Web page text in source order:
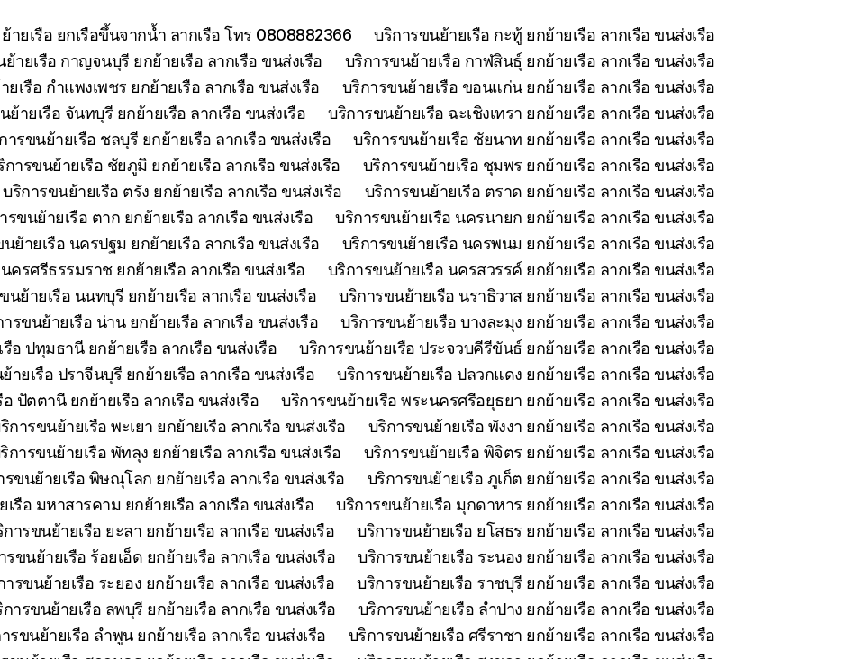
ายเรือ ยกเรือขึ้นจากน้ำ ลากเรือ โทร 0808882366
บริการขนย้ายเรือ กะทู้ ยกย้ายเรือ ลากเรือ ขนส่งเรือ
ายเรือ กาญจนบุรี ยกย้ายเรือ ลากเรือ ขนส่งเรือ
บริการขนย้ายเรือ กาฬสินธุ์ ยกย้ายเรือ ลากเรือ ขนส่งเรือ
เรือ กำแพงเพชร ยกย้ายเรือ ลากเรือ ขนส่งเรือ
บริการขนย้ายเรือ ขอนแก่น ยกย้ายเรือ ลากเรือ ขนส่งเรือ
ย้ายเรือ จันทบุรี ยกย้ายเรือ ลากเรือ ขนส่งเรือ
บริการขนย้ายเรือ ฉะเชิงเทรา ยกย้ายเรือ ลากเรือ ขนส่งเรือ
ารขนย้ายเรือ ชลบุรี ยกย้ายเรือ ลากเรือ ขนส่งเรือ
บริการขนย้ายเรือ ชัยนาท ยกย้ายเรือ ลากเรือ ขนส่งเรือ
การขนย้ายเรือ ชัยภูมิ ยกย้ายเรือ ลากเรือ ขนส่งเรือ
บริการขนย้ายเรือ ชุมพร ยกย้ายเรือ ลากเรือ ขนส่งเรือ
บริการขนย้ายเรือ ตรัง ยกย้ายเรือ ลากเรือ ขนส่งเรือ
บริการขนย้ายเรือ ตราด ยกย้ายเรือ ลากเรือ ขนส่งเรือ
รขนย้ายเรือ ตาก ยกย้ายเรือ ลากเรือ ขนส่งเรือ
บริการขนย้ายเรือ นครนายก ยกย้ายเรือ ลากเรือ ขนส่งเรือ
ย้ายเรือ นครปฐม ยกย้ายเรือ ลากเรือ ขนส่งเรือ
บริการขนย้ายเรือ นครพนม ยกย้ายเรือ ลากเรือ ขนส่งเรือ
ครศรีธรรมราช ยกย้ายเรือ ลากเรือ ขนส่งเรือ
บริการขนย้ายเรือ นครสวรรค์ ยกย้ายเรือ ลากเรือ ขนส่งเรือ
นย้ายเรือ นนทบุรี ยกย้ายเรือ ลากเรือ ขนส่งเรือ
บริการขนย้ายเรือ นราธิวาส ยกย้ายเรือ ลากเรือ ขนส่งเรือ
รขนย้ายเรือ น่าน ยกย้ายเรือ ลากเรือ ขนส่งเรือ
บริการขนย้ายเรือ บางละมุง ยกย้ายเรือ ลากเรือ ขนส่งเรือ
อ ปทุมธานี ยกย้ายเรือ ลากเรือ ขนส่งเรือ
บริการขนย้ายเรือ ประจวบคีรีขันธ์ ยกย้ายเรือ ลากเรือ ขนส่งเรือ
ายเรือ ปราจีนบุรี ยกย้ายเรือ ลากเรือ ขนส่งเรือ
บริการขนย้ายเรือ ปลวกแดง ยกย้ายเรือ ลากเรือ ขนส่งเรือ
ปัตตานี ยกย้ายเรือ ลากเรือ ขนส่งเรือ
บริการขนย้ายเรือ พระนครศรีอยุธยา ยกย้ายเรือ ลากเรือ ขนส่งเรือ
การขนย้ายเรือ พะเยา ยกย้ายเรือ ลากเรือ ขนส่งเรือ
บริการขนย้ายเรือ พังงา ยกย้ายเรือ ลากเรือ ขนส่งเรือ
การขนย้ายเรือ พัทลุง ยกย้ายเรือ ลากเรือ ขนส่งเรือ
บริการขนย้ายเรือ พิจิตร ยกย้ายเรือ ลากเรือ ขนส่งเรือ
รขนย้ายเรือ พิษณุโลก ยกย้ายเรือ ลากเรือ ขนส่งเรือ
บริการขนย้ายเรือ ภูเก็ต ยกย้ายเรือ ลากเรือ ขนส่งเรือ
รือ มหาสารคาม ยกย้ายเรือ ลากเรือ ขนส่งเรือ
บริการขนย้ายเรือ มุกดาหาร ยกย้ายเรือ ลากเรือ ขนส่งเรือ
การขนย้ายเรือ ยะลา ยกย้ายเรือ ลากเรือ ขนส่งเรือ
บริการขนย้ายเรือ ยโสธร ยกย้ายเรือ ลากเรือ ขนส่งเรือ
รขนย้ายเรือ ร้อยเอ็ด ยกย้ายเรือ ลากเรือ ขนส่งเรือ
บริการขนย้ายเรือ ระนอง ยกย้ายเรือ ลากเรือ ขนส่งเรือ
ารขนย้ายเรือ ระยอง ยกย้ายเรือ ลากเรือ ขนส่งเรือ
บริการขนย้ายเรือ ราชบุรี ยกย้ายเรือ ลากเรือ ขนส่งเรือ
ารขนย้ายเรือ ลพบุรี ยกย้ายเรือ ลากเรือ ขนส่งเรือ
บริการขนย้ายเรือ ลำปาง ยกย้ายเรือ ลากเรือ ขนส่งเรือ
รขนย้ายเรือ ลำพูน ยกย้ายเรือ ลากเรือ ขนส่งเรือ
บริการขนย้ายเรือ ศรีราชา ยกย้ายเรือ ลากเรือ ขนส่งเรือ